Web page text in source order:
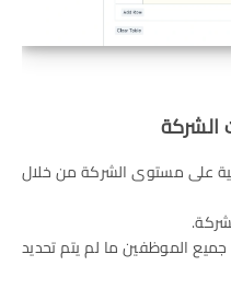
على مستوى الشركة من خلال
الموظفين ما لم يتم تحديد